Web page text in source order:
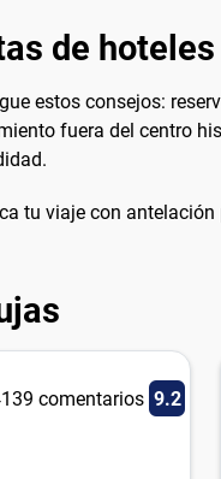
de
estos consejos:
fuera del centro
tu viaje con
comentarios 9.2